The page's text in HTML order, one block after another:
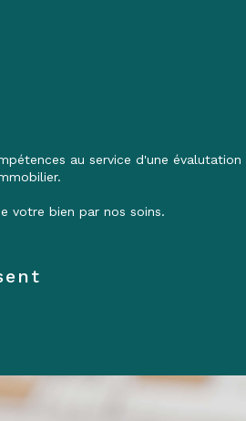
au service d'une évalutation
votre bien par nos soins.